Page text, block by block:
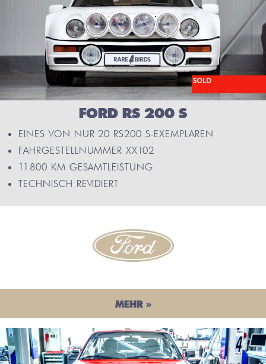
FORD RS 200 S
EINES VON NUR 20 RS200 S-EXEMPLAREN
FAHRGESTELLNUMMER XX102
11.800 KM GESAMTLEISTUNG
TECHNISCH REVIDIERT
MEHR »